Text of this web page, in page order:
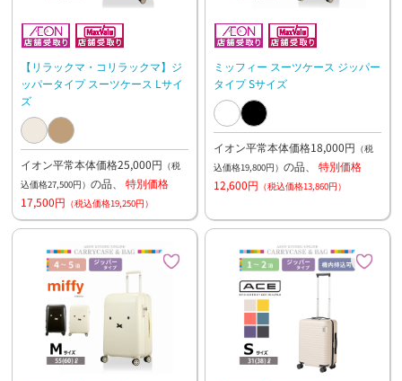
【リラックマ・コリラックマ】ジ
ッパータイプ スーツケース Lサイ
ズ
イオン平常本体価格25,000円 （税
込価格27,500円） の品、 特別価格
17,500円 （税込価格19,250円）
ミッフィー スーツケース ジッパー
タイプ Sサイズ
イオン平常本体価格18,000円 （税
込価格19,800円） の品、 特別価格
12,600円 （税込価格13,860円）